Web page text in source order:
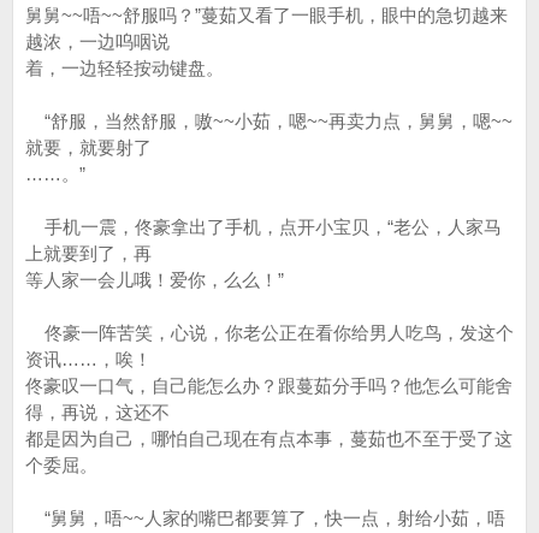
舅舅~~唔~~舒服吗？”蔓茹又看了一眼手机，眼中的急切越来
越浓，一边呜咽说
着，一边轻轻按动键盘。
“舒服，当然舒服，嗷~~小茹，嗯~~再卖力点，舅舅，嗯~~
就要，就要射了
……。”
手机一震，佟豪拿出了手机，点开小宝贝，“老公，人家马
上就要到了，再
等人家一会儿哦！爱你，么么！”
佟豪一阵苦笑，心说，你老公正在看你给男人吃鸟，发这个
资讯……，唉！
佟豪叹一口气，自己能怎么办？跟蔓茹分手吗？他怎么可能舍
得，再说，这还不
都是因为自己，哪怕自己现在有点本事，蔓茹也不至于受了这
个委屈。
“舅舅，唔~~人家的嘴巴都要算了，快一点，射给小茹，唔